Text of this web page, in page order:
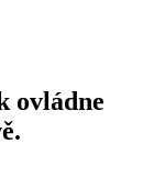
ovládne